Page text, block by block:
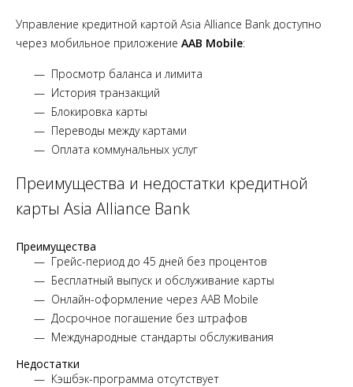
Управление кредитной картой Asia Alliance Bank доступно
через мобильное приложение AAB Mobile:
Просмотр баланса и лимита
История транзакций
Блокировка карты
Переводы между картами
Оплата коммунальных услуг
Преимущества и недостатки кредитной
карты Asia Alliance Bank
Преимущества
Грейс-период до 45 дней без процентов
Бесплатный выпуск и обслуживание карты
Онлайн-оформление через AAB Mobile
Досрочное погашение без штрафов
Международные стандарты обслуживания
Недостатки
Кэшбэк-программа отсутствует